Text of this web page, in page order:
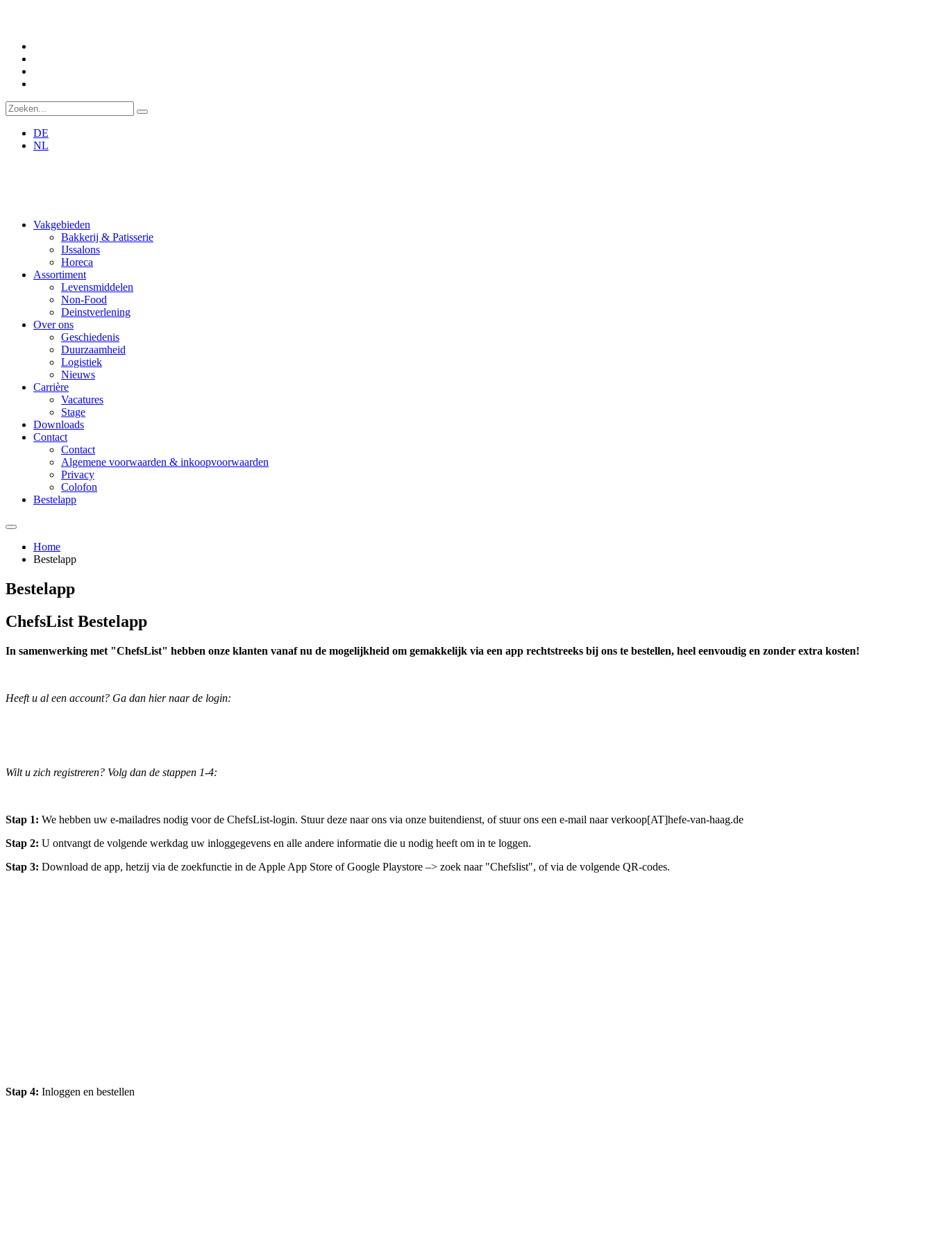
DE
NL
Vakgebieden
Bakkerij & Patisserie
IJssalons
Horeca
Assortiment
Levensmiddelen
Non-Food
Deinstverlening
Over ons
Geschiedenis
Duurzaamheid
Logistiek
Nieuws
Carrière
Vacatures
Stage
Downloads
Contact
Contact
Algemene voorwaarden & inkoopvoorwaarden
Privacy
Colofon
Bestelapp
Home
Bestelapp
Bestelapp
ChefsList Bestelapp
In samenwerking met "ChefsList" hebben onze klanten vanaf nu de mogelijkheid om gemakkelijk via een app rechtstreeks bij ons te bestellen, heel eenvoudig en zonder extra kosten!
Heeft u al een account? Ga dan hier naar de login:
Wilt u zich registreren? Volg dan de stappen 1-4:
Stap 1: We hebben uw e-mailadres nodig voor de ChefsList-login. Stuur deze naar ons via onze buitendienst, of stuur ons een e-mail naar verkoop[AT]hefe-van-haag.de
Stap 2: U ontvangt de volgende werkdag uw inloggegevens en alle andere informatie die u nodig heeft om in te loggen.
Stap 3: Download de app, hetzij via de zoekfunctie in de Apple App Store of Google Playstore –> zoek naar "Chefslist", of via de volgende QR-codes.
Stap 4: Inloggen en bestellen